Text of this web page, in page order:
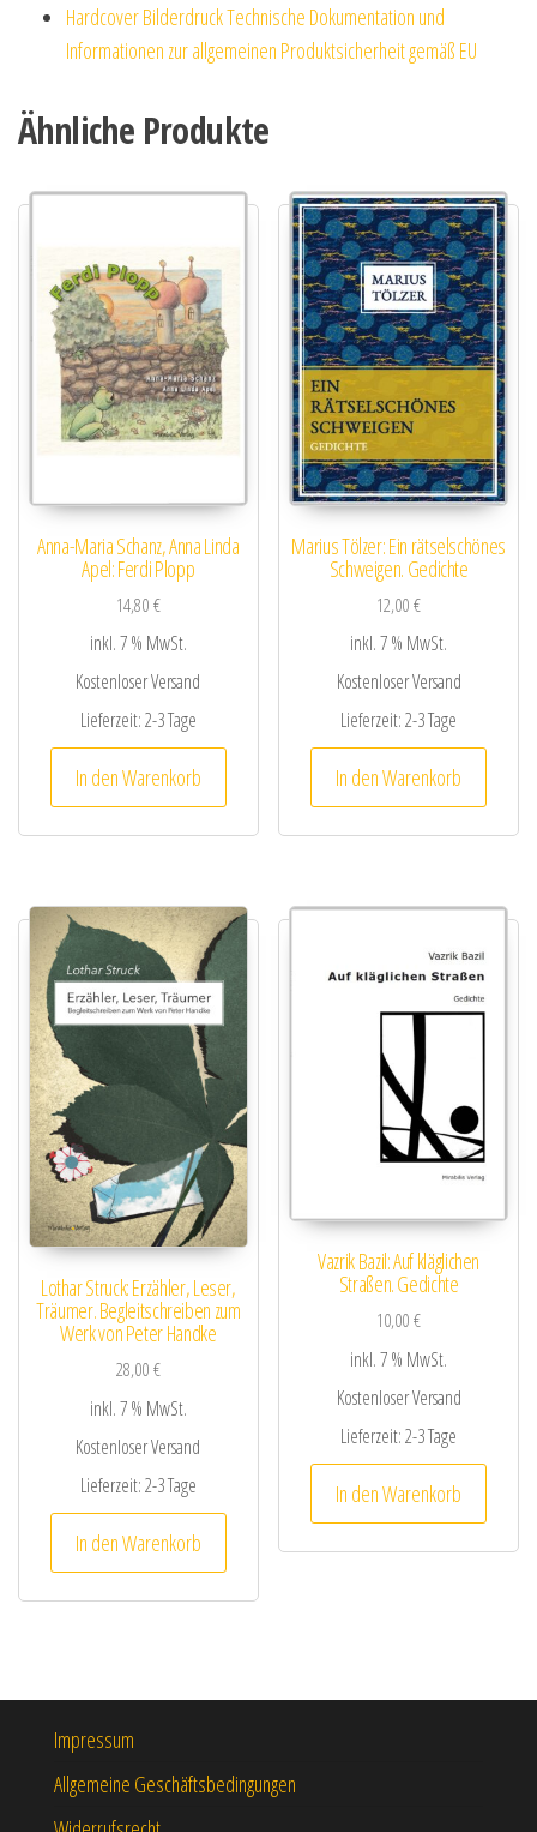
Hardcover Bilderdruck Technische Dokumentation und
Informationen zur allgemeinen Produktsicherheit gemäß EU
Ähnliche Produkte
Anna-Maria Schanz, Anna Linda
Apel: Ferdi Plopp
14,80€
inkl. 7 % MwSt.
Kostenloser Versand
Lieferzeit:2-3 Tage
In den Warenkorb
Marius Tölzer: Ein rätselschönes
Schweigen. Gedichte
12,00€
inkl. 7 % MwSt.
Kostenloser Versand
Lieferzeit:2-3 Tage
In den Warenkorb
Lothar Struck: Erzähler, Leser,
Träumer. Begleitschreiben zum
Werk von Peter Handke
28,00€
inkl. 7 % MwSt.
Kostenloser Versand
Lieferzeit:2-3 Tage
In den Warenkorb
Vazrik Bazil: Auf kläglichen
Straßen. Gedichte
10,00€
inkl. 7 % MwSt.
Kostenloser Versand
Lieferzeit:2-3 Tage
In den Warenkorb
Impressum
Allgemeine Geschäftsbedingungen